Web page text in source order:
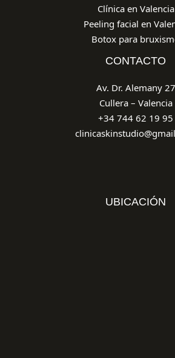
Clínica en Valencia
Peeling facial en
Botox para
CONTACTO
Av. Dr. Alemany 27
Cullera – Valencia
+34 744 62 19 95
UBICACIÓN